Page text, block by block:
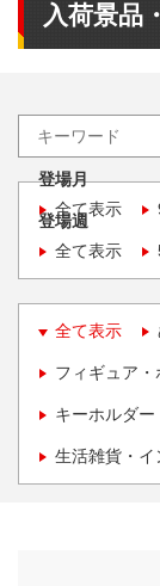
入荷景品
登場月
全て表示
登場週
全て表示
全て表示
フィギュア・
キーホルダ
生活雑貨・イ